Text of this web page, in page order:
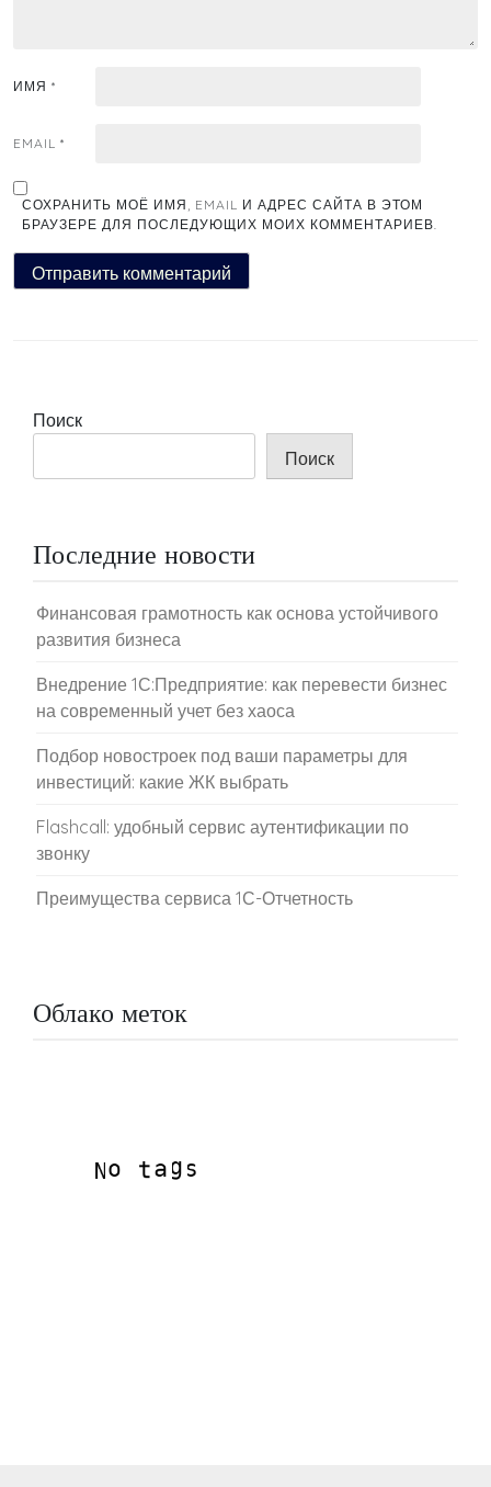
ИМЯ *
EMAIL *
СОХРАНИТЬ МОЁ ИМЯ, EMAIL И АДРЕС САЙТА В ЭТОМ
БРАУЗЕРЕ ДЛЯ ПОСЛЕДУЮЩИХ МОИХ КОММЕНТАРИЕВ.
Поиск
Поиск
Последние новости
Финансовая грамотность как основа устойчивого
развития бизнеса
Внедрение 1С:Предприятие: как перевести бизнес
на современный учет без хаоса
Подбор новостроек под ваши параметры для
инвестиций: какие ЖК выбрать
Flashcall: удобный сервис аутентификации по
звонку
Преимущества сервиса 1С-Отчетность
Облако меток